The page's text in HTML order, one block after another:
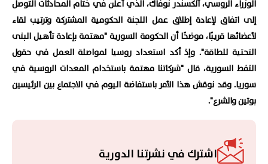
الوزراء الروسي، ألكسندر نوفاك، الذي أعلن في ختام المحادثات التوصل
إلى اتفاق لإعادة إطلاق عمل اللجنة الحكومية المشتركة وترتيب لقاء
لأعضائها قريبًا، موضحًا أن الحكومة السورية "مهتمة بإعادة تأهيل البنى
التحتية للطاقة". وإذ أكد استعداد روسيا لمواصلة العمل في حقول
النفط السورية، قال "شركاتنا مهتمة باستخدام المعدات الروسية في
سوريا. وقد نوقش هذا الأمر باستفاضة اليوم في الاجتماع بين الرئيسين
بوتين والشرع".
اشترك في نشرتنا الدورية